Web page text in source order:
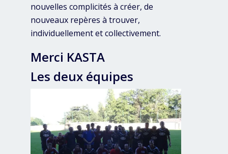
nouvelles complicités à créer, de
nouveaux repères à trouver,
individuellement et collectivement.
Merci KASTA
Les deux équipes